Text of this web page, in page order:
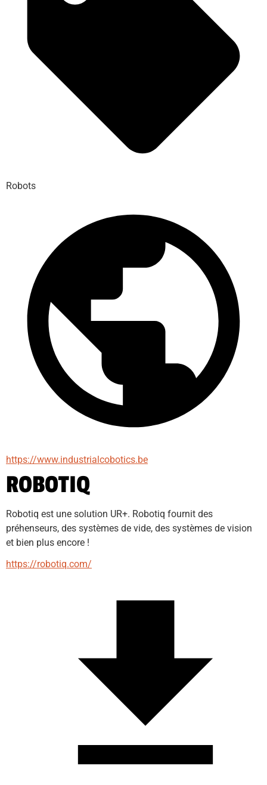
Robots
https://www.industrialcobotics.be
ROBOTIQ
Robotiq est une solution UR+. Robotiq fournit des
préhenseurs, des systèmes de vide, des systèmes de vision
et bien plus encore !
https://robotiq.com/